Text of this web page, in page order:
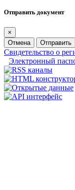
Отправить документ
×
Отмена
Отправить
Свидетельство о
Электронный